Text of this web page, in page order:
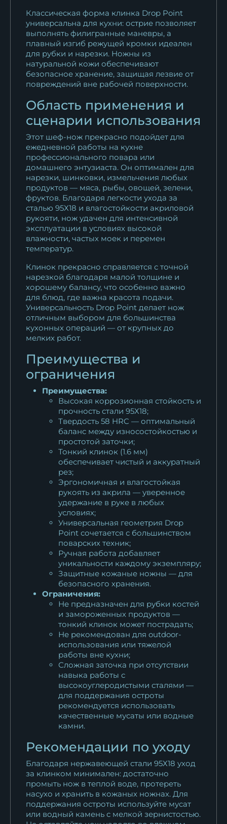
Классическая форма клинка Drop Point
универсальна для кухни: острие позволяет
выполнять филигранные маневры, а
плавный изгиб режущей кромки идеален
для рубки и нарезки. Ножны из
натуральной кожи обеспечивают
безопасное хранение, защищая лезвие от
повреждений вне рабочей поверхности.
Область применения и
сценарии использования
Этот шеф-нож прекрасно подойдет для
ежедневной работы на кухне
профессионального повара или
домашнего энтузиаста. Он оптимален для
нарезки, шинковки, измельчения любых
продуктов — мяса, рыбы, овощей, зелени,
фруктов. Благодаря легкости ухода за
сталью 95Х18 и влагостойкости акриловой
рукояти, нож удачен для интенсивной
эксплуатации в условиях высокой
влажности, частых моек и перемен
температур.
Клинок прекрасно справляется с точной
нарезкой благодаря малой толщине и
хорошему балансу, что особенно важно
для блюд, где важна красота подачи.
Универсальность Drop Point делает нож
отличным выбором для большинства
кухонных операций — от крупных до
мелких работ.
Преимущества и
ограничения
Преимущества:
Высокая коррозионная стойкость и
прочность стали 95Х18;
Твердость 58 HRC — оптимальный
баланс между износостойкостью и
простотой заточки;
Тонкий клинок (1.6 мм)
обеспечивает чистый и аккуратный
рез;
Эргономичная и влагостойкая
рукоять из акрила — уверенное
удержание в руке в любых
условиях;
Универсальная геометрия Drop
Point сочетается с большинством
поварских техник;
Ручная работа добавляет
уникальности каждому экземпляру;
Защитные кожаные ножны — для
безопасного хранения.
Ограничения:
Не предназначен для рубки костей
и замороженных продуктов —
тонкий клинок может пострадать;
Не рекомендован для outdoor-
использования или тяжелой
работы вне кухни;
Сложная заточка при отсутствии
навыка работы с
высокоуглеродистыми сталями —
для поддержания остроты
рекомендуется использовать
качественные мусаты или водные
камни.
Рекомендации по уходу
Благодаря нержавеющей стали 95Х18 уход
за клинком минимален: достаточно
промыть нож в теплой воде, протереть
насухо и хранить в кожаных ножнах. Для
поддержания остроты используйте мусат
или водный камень с мелкой зернистостью.